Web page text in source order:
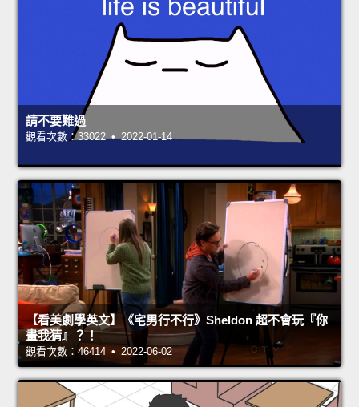
請不要難過
觀看次數：33022 • 2022-01-14
【看美劇學英文】《宅男行不行》Sheldon 超不會玩『你
畫我猜』？！
觀看次數：46414 • 2022-06-02